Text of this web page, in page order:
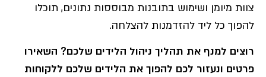
צוות מיומן ושימוש בתובנות מבוססות נתונים, תוכלו
להפוך כל ליד להזדמנות להצלחה.
רוצים למנף את תהליך ניהול הלידים שלכם? השאירו
פרטים ונעזור לכם להפוך את הלידים שלכם ללקוחות